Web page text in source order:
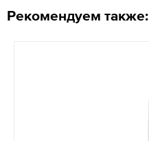
Рекомендуем также: